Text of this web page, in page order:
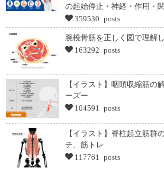
の起始停止・神経・作用・
359530 posts
腕橈骨筋を正しく図で理解し
163292 posts
【イラスト】咽頭収縮筋の
ーズー
104591 posts
【イラスト】脊柱起立筋群
チ、筋トレ
117761 posts